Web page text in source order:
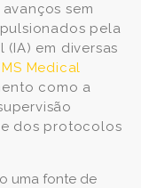
sem
pela
em diversas
MS Medical
como a
dos protocolos
uma fonte de